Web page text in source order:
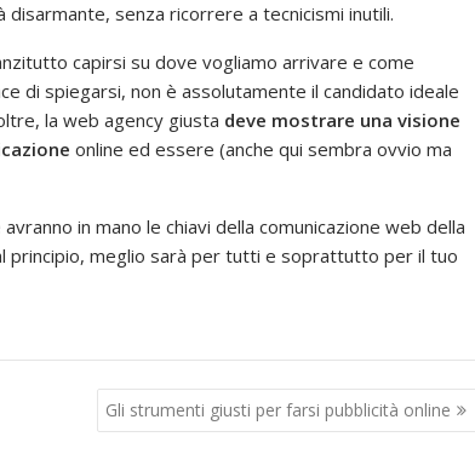
senza ricorrere a tecnicismi inutili.
capirsi su dove vogliamo arrivare e come
di spiegarsi, non è assolutamente il candidato ideale
la web agency giusta deve mostrare una visione
online ed essere (anche qui sembra ovvio ma
in mano le chiavi della comunicazione web della
principio, meglio sarà per tutti e soprattutto per il tuo
Gli strumenti giusti per farsi pubblicità online